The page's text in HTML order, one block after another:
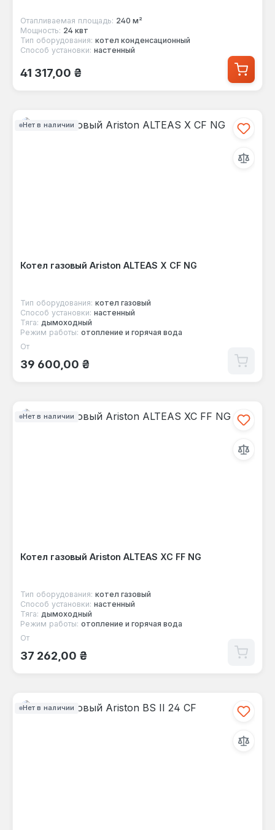
Отапливаемая площадь: 240 м²
Мощность: 24 квт
Тип оборудования: котел конденсационный
Способ установки: настенный
Обычная цена:
41 317,00 ₴
Нет в наличии
Котел газовый Ariston ALTEAS X CF NG
Тип оборудования: котел газовый
Способ установки: настенный
Тяга: дымоходный
Режим работы: отопление и горячая вода
Обычная цена:
От
39 600,00 ₴
Нет в наличии
Котел газовый Ariston ALTEAS XC FF NG
Тип оборудования: котел газовый
Способ установки: настенный
Тяга: дымоходный
Режим работы: отопление и горячая вода
Обычная цена:
От
37 262,00 ₴
Нет в наличии